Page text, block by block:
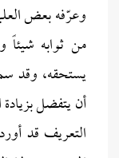
وعرّفه بعض
من ثوابه شيئاً
يستحقه، وقد
أن يتفضل
التعريف قد